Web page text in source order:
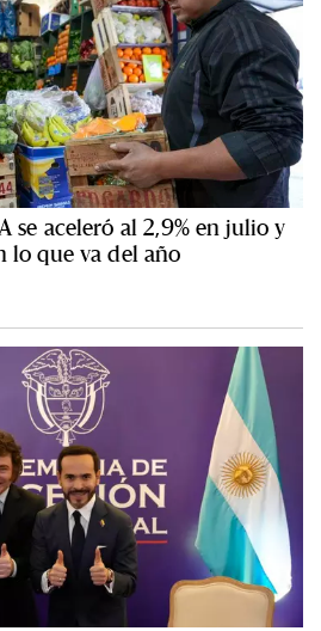
se aceleró al 2,9% en julio y
lo que va del año